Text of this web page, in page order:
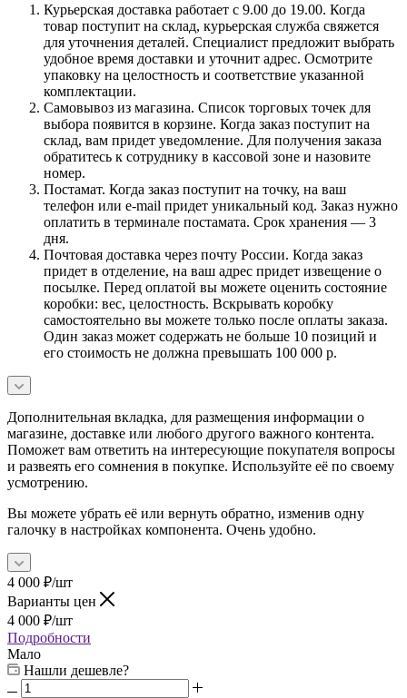
Курьерская доставка работает с 9.00 до 19.00. Когда
товар поступит на склад, курьерская служба свяжется
для уточнения деталей. Специалист предложит выбрать
удобное время доставки и уточнит адрес. Осмотрите
упаковку на целостность и соответствие указанной
комплектации.
Самовывоз из магазина. Список торговых точек для
выбора появится в корзине. Когда заказ поступит на
склад, вам придет уведомление. Для получения заказа
обратитесь к сотруднику в кассовой зоне и назовите
номер.
Постамат. Когда заказ поступит на точку, на ваш
телефон или e-mail придет уникальный код. Заказ нужно
оплатить в терминале постамата. Срок хранения — 3
дня.
Почтовая доставка через почту России. Когда заказ
придет в отделение, на ваш адрес придет извещение о
посылке. Перед оплатой вы можете оценить состояние
коробки: вес, целостность. Вскрывать коробку
самостоятельно вы можете только после оплаты заказа.
Один заказ может содержать не больше 10 позиций и
его стоимость не должна превышать 100 000 р.
Дополнительная вкладка, для размещения информации о
магазине, доставке или любого другого важного контента.
Поможет вам ответить на интересующие покупателя вопросы
и развеять его сомнения в покупке. Используйте её по своему
усмотрению.
Вы можете убрать её или вернуть обратно, изменив одну
галочку в настройках компонента. Очень удобно.
4 000 ₽/шт
Варианты цен
4 000 ₽/шт
Подробности
Мало
Нашли дешевле?